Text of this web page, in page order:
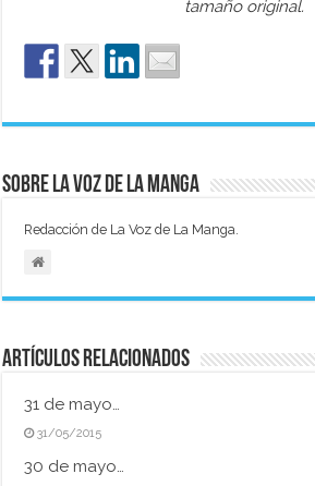
tamaño original.
Sobre La Voz de La Manga
Redacción de La Voz de La Manga.
Artículos relacionados
31 de mayo…
31/05/2015
30 de mayo…